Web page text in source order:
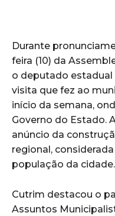
Durante
feira (10) da
o deputado estadual
visita que fez ao
início da semana,
Governo do Estado.
anúncio da
regional,
população da cidade.
Cutrim destacou o
Assuntos